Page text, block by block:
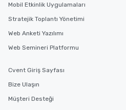
Mobil Etkinlik Uygulamaları
Stratejik Toplantı Yönetimi
Web Anketi Yazılımı
Web Semineri Platformu
Cvent Giriş Sayfası
Bize Ulaşın
Müşteri Desteği